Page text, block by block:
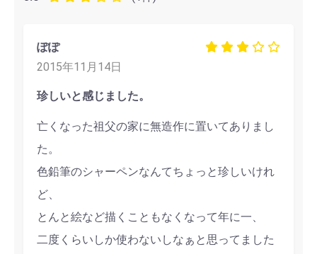
ぽぽ
2015年11月14日
珍しいと感じました。
亡くなった祖父の家に無造作に置いてありまし
た。
色鉛筆のシャーペンなんてちょっと珍しいけれ
ど、
とんと絵など描くこともなくなって年に一、
二度くらいしか使わないしなぁと思ってました